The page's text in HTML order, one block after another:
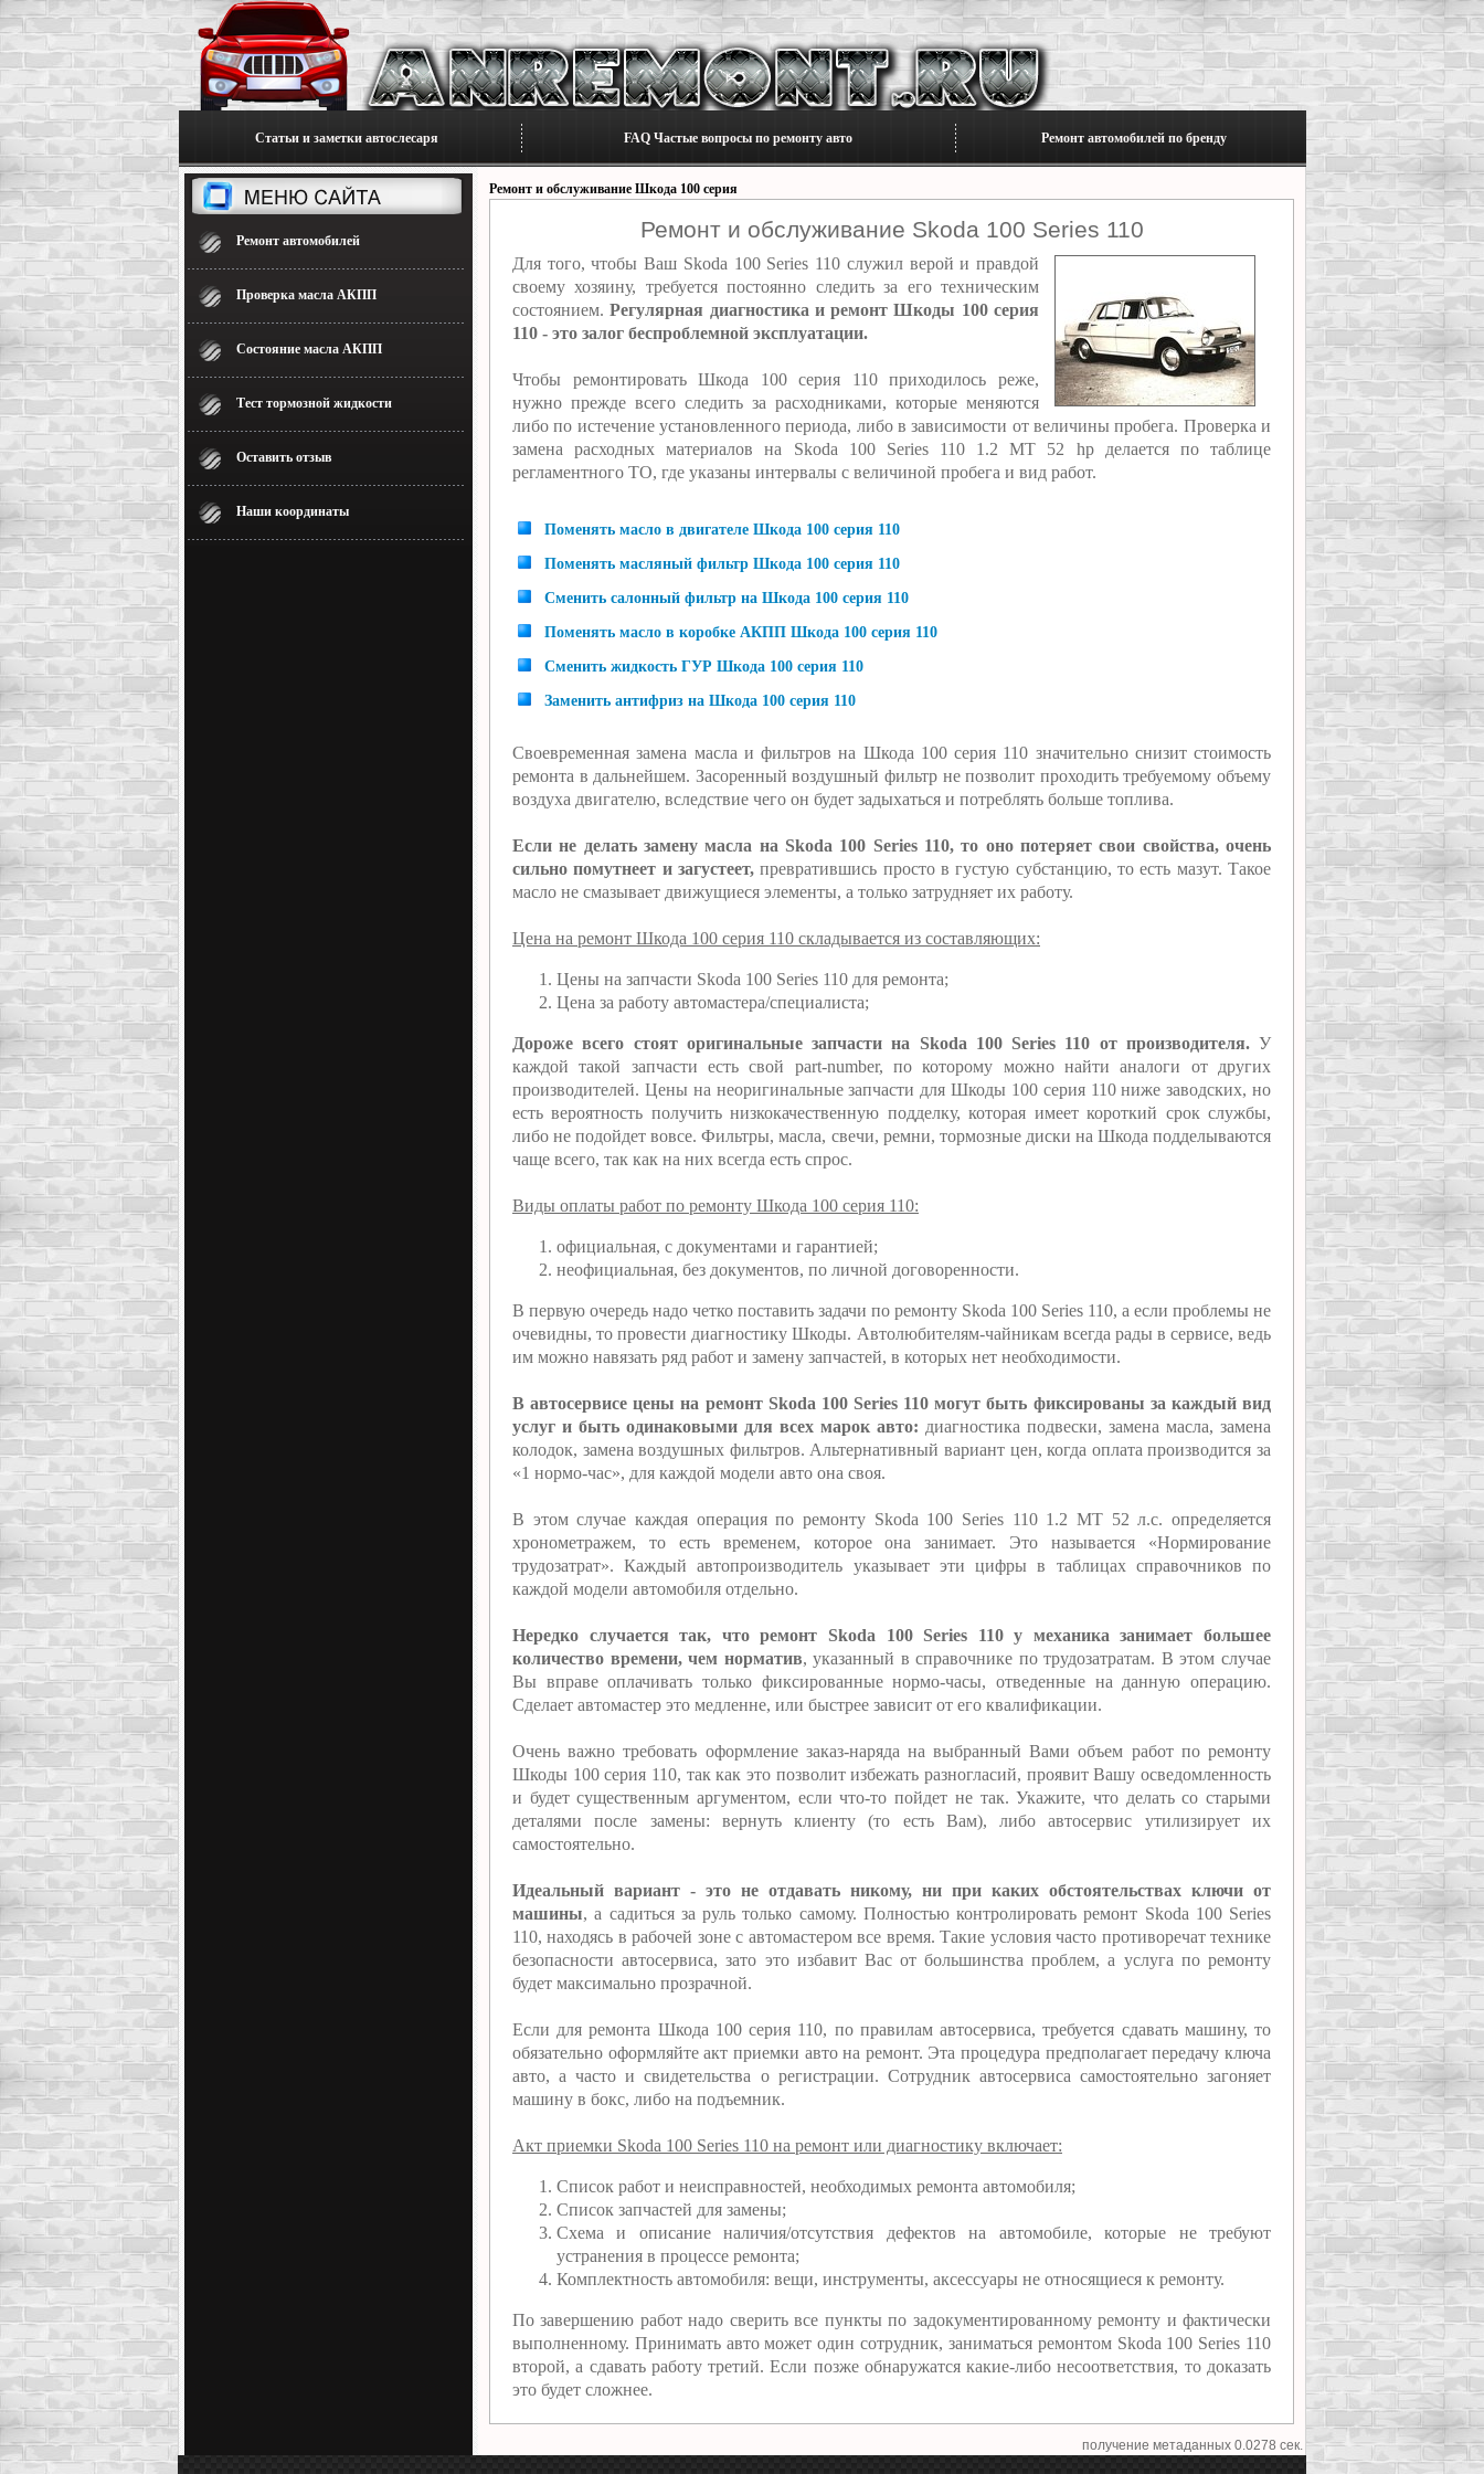
Статьи и заметки автослесаря FAQ Частые вопросы по ремонту авто Ремонт автомобилей по бренду
Ремонт автомобилей
Проверка масла АКПП
Состояние масла АКПП
Тест тормозной жидкости
Оставить отзыв
Наши координаты
Ремонт и обслуживание Шкода 100 серия
Ремонт и обслуживание Skoda 100 Series 110
Для того, чтобы Ваш Skoda 100 Series 110 служил верой и правдой
своему хозяину, требуется постоянно следить за его техническим
состоянием.Регулярная диагностика и ремонт Шкоды 100 серия
110 - это залог беспроблемной эксплуатации.
Чтобы ремонтировать Шкода 100 серия 110 приходилось реже,
нужно прежде всего следить за расходниками, которые меняются
либо по истечение установленного периода, либо в зависимости от величины пробега. Проверка и
замена расходных материалов на Skoda 100 Series 110 1.2 MT 52 hp делается по таблице
регламентного ТО, где указаны интервалы с величиной пробега и вид работ.
Поменять масло в двигателе Шкода 100 серия 110
Поменять масляный фильтр Шкода 100 серия 110
Сменить салонный фильтр на Шкода 100 серия 110
Поменять масло в коробке АКПП Шкода 100 серия 110
Сменить жидкость ГУР Шкода 100 серия 110
Заменить антифриз на Шкода 100 серия 110
Своевременная замена масла и фильтров на Шкода 100 серия 110 значительно снизит стоимость
ремонта в дальнейшем. Засоренный воздушный фильтр не позволит проходить требуемому объему
воздуха двигателю, вследствие чего он будет задыхаться и потреблять больше топлива.
Если не делать замену масла на Skoda 100 Series 110, то оно потеряет свои свойства, очень
сильно помутнеет и загустеет, превратившись просто в густую субстанцию, то есть мазут. Такое
масло не смазывает движущиеся элементы, а только затрудняет их работу.
Цена на ремонт Шкода 100 серия 110 складывается из составляющих:
Цены на запчасти Skoda 100 Series 110 для ремонта;
Цена за работу автомастера/специалиста;
Дороже всего стоят оригинальные запчасти на Skoda 100 Series 110 от производителя.У
каждой такой запчасти есть свой part-number, по которому можно найти аналоги от других
производителей. Цены на неоригинальные запчасти для Шкоды 100 серия 110 ниже заводских, но
есть вероятность получить низкокачественную подделку, которая имеет короткий срок службы,
либо не подойдет вовсе. Фильтры, масла, свечи, ремни, тормозные диски на Шкода подделываются
чаще всего, так как на них всегда есть спрос.
Виды оплаты работ по ремонту Шкода 100 серия 110:
официальная, с документами и гарантией;
неофициальная, без документов, по личной договоренности.
В первую очередь надо четко поставить задачи по ремонту Skoda 100 Series 110, а если проблемы не
очевидны, то провести диагностику Шкоды. Автолюбителям-чайникам всегда рады в сервисе, ведь
им можно навязать ряд работ и замену запчастей, в которых нет необходимости.
В автосервисе цены на ремонт Skoda 100 Series 110 могут быть фиксированы за каждый вид
услуг и быть одинаковыми для всех марок авто: диагностика подвески, замена масла, замена
колодок, замена воздушных фильтров. Альтернативный вариант цен, когда оплата производится за
«1 нормо-час», для каждой модели авто она своя.
В этом случае каждая операция по ремонту Skoda 100 Series 110 1.2 MT 52 л.с. определяется
хронометражем, то есть временем, которое она занимает. Это называется «Нормирование
трудозатрат». Каждый автопроизводитель указывает эти цифры в таблицах справочников по
каждой модели автомобиля отдельно.
Нередко случается так, что ремонт Skoda 100 Series 110 у механика занимает большее
количество времени, чем норматив, указанный в справочнике по трудозатратам. В этом случае
Вы вправе оплачивать только фиксированные нормо-часы, отведенные на данную операцию.
Сделает автомастер это медленне, или быстрее зависит от его квалификации.
Очень важно требовать оформление заказ-наряда на выбранный Вами объем работ по ремонту
Шкоды 100 серия 110, так как это позволит избежать разногласий, проявит Вашу осведомленность
и будет существенным аргументом, если что-то пойдет не так. Укажите, что делать со старыми
деталями после замены: вернуть клиенту (то есть Вам), либо автосервис утилизирует их
самостоятельно.
Идеальный вариант - это не отдавать никому, ни при каких обстоятельствах ключи от
машины, а садиться за руль только самому. Полностью контролировать ремонт Skoda 100 Series
110, находясь в рабочей зоне с автомастером все время. Такие условия часто противоречат технике
безопасности автосервиса, зато это избавит Вас от большинства проблем, а услуга по ремонту
будет максимально прозрачной.
Если для ремонта Шкода 100 серия 110, по правилам автосервиса, требуется сдавать машину, то
обязательно оформляйте акт приемки авто на ремонт. Эта процедура предполагает передачу ключа
авто, а часто и свидетельства о регистрации. Сотрудник автосервиса самостоятельно загоняет
машину в бокс, либо на подъемник.
Акт приемки Skoda 100 Series 110 на ремонт или диагностику включает:
Список работ и неисправностей, необходимых ремонта автомобиля;
Список запчастей для замены;
Схема и описание наличия/отсутствия дефектов на автомобиле, которые не требуют
устранения в процессе ремонта;
Комплектность автомобиля: вещи, инструменты, аксессуары не относящиеся к ремонту.
По завершению работ надо сверить все пункты по задокументированному ремонту и фактически
выполненному. Принимать авто может один сотрудник, заниматься ремонтом Skoda 100 Series 110
второй, а сдавать работу третий. Если позже обнаружатся какие-либо несоответствия, то доказать
это будет сложнее.
получение метаданных 0.0278 сек.